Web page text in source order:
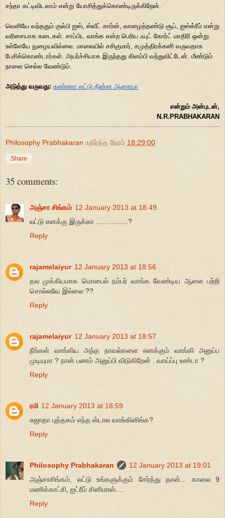
சந்தா கட்டிவிடலாம் என்று யோசித்துக்கொண்டிருக்கிறேன்.
வெளியே வந்ததும் குல்பி ஐஸ், ஸ்வீட் கார்ன், வாழைத்தண்டு சூப், ஐஸ்க்ரீம் என்று
வரிசையாக கடைகள். சாப்பிட வாங்க என்ற பெரிய ஃபுட் கோர்ட் மாதிரி ஒன்று.
உள்ளேயே நுழையவில்லை. மாலையில் சசிகுமார், சமுத்திரக்கனி வருவதாக
பேசிக்கொண்டார்கள். அயர்ச்சியாக இருந்தது கிளம்பி வந்துவிட்டேன். மீண்டும்
நாளை செல்ல வேண்டும்.
அடுத்து வருவது: கண்ணா லட்டு தின்ன ஆசையா
என்றும் அன்புடன்,
N.R.PRABHAKARAN
Philosophy Prabhakaran உதிர்த்த நேரம் 18:29:00
Share
35 comments:
அஞ்சா சிங்கம் 12 January 2013 at 18:49
லட்டு எனக்கு இருக்கா ................?
Reply
rajamelaiyur 12 January 2013 at 18:56
தல முக்கியமாக மொபைல் நம்பர் வாங்க வேண்டிய ஆளை பற்றி
சொல்லவே இல்லை ??
Reply
rajamelaiyur 12 January 2013 at 18:57
நீங்கள் வாங்கிய அந்த நாவல்களை எனக்கும் வாங்கி அனுப்ப
முடியுமா ? நான் பணம் அனுப்பி விடுகிறேன் . வாய்ப்பு உண்டா ?
Reply
ரமி 12 January 2013 at 18:59
சுஜாதா புத்தகம் எந்த ஸ்டால வாங்கினிங்க?
Reply
Philosophy Prabhakaran
12 January 2013 at 19:01
அஞ்சாசிங்கம், லட்டு உங்களுக்கும் சேர்த்து தான்... காலை 9
மணிக்காட்சி, ஐட்ரீம் சினிமாஸ்....
Reply